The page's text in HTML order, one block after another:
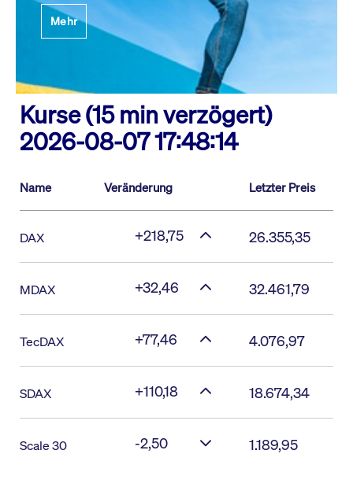
Mehr
Kurse (15 min verzögert)
2026-08-07 17:48:14
Name Veränderung Letzter Preis
DAX +218,75 26.355,35
MDAX +32,46 32.461,79
TecDAX +77,46 4.076,97
SDAX +110,18 18.674,34
Scale 30 -2,50 1.189,95